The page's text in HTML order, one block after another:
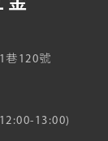
巷120號
13:00)